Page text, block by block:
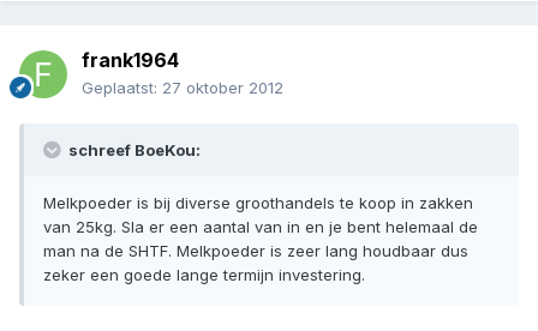
frank1964
Geplaatst: 27 oktober 2012
schreef BoeKou:
Melkpoeder is bij diverse groothandels te koop in zakken
van 25kg. Sla er een aantal van in en je bent helemaal de
man na de SHTF. Melkpoeder is zeer lang houdbaar dus
zeker een goede lange termijn investering.